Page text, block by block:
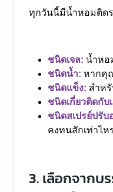
ทุกวันนี้มีน้ำหอมติด
ชนิดเจล: น้ำหอ
ชนิดน้ำ: หากคุ
ชนิดแข็ง: สำห
ชนิดเกี่ยวติดกับ
ชนิดสเปรย์ปรับ
คงทนสักเท่าไห
3. เลือกจาก